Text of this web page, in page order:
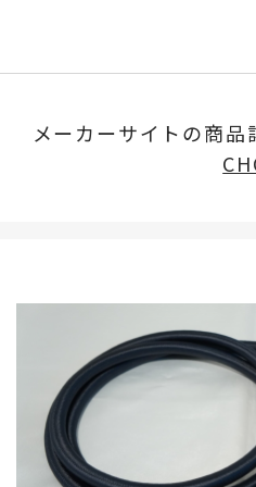
メーカーサイトの商品